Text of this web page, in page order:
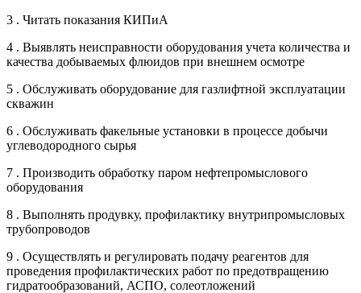
3 . Читать показания КИПиА
4 . Выявлять неисправности оборудования учета количества и
качества добываемых флюидов при внешнем осмотре
5 . Обслуживать оборудование для газлифтной эксплуатации
скважин
6 . Обслуживать факельные установки в процессе добычи
углеводородного сырья
7 . Производить обработку паром нефтепромыслового
оборудования
8 . Выполнять продувку, профилактику внутрипромысловых
трубопроводов
9 . Осуществлять и регулировать подачу реагентов для
проведения профилактических работ по предотвращению
гидратообразований, АСПО, солеотложений